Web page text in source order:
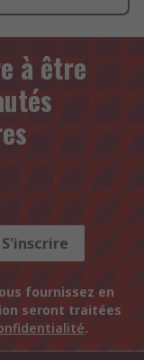
à être
S'inscrire
fournissez en
seront traitées
.